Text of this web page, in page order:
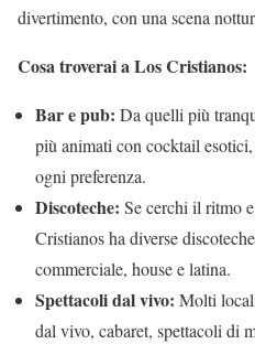
divertimento, con una scena
Cosa troverai a Los Cristianos:
Bar e pub: Da quelli più
più animati con cocktail
ogni preferenza.
Discoteche: Se cerchi il ritmo
Cristianos ha diverse
commerciale, house e latina.
Spettacoli dal vivo: Molti
dal vivo, cabaret, spettacoli di